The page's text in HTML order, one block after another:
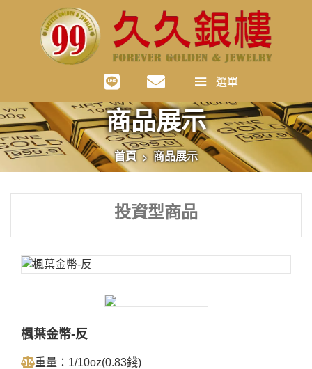
選單
商品展示
首頁 商品展示
投資型商品
楓葉金幣-反
重量：1/10oz(0.83錢)